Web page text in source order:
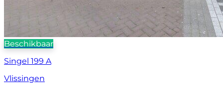
Beschikbaar
Singel 199 A
Vlissingen